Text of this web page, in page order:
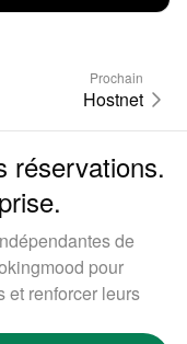
Prochain
Hostnet
réservations.
de
pour
et renforcer leurs